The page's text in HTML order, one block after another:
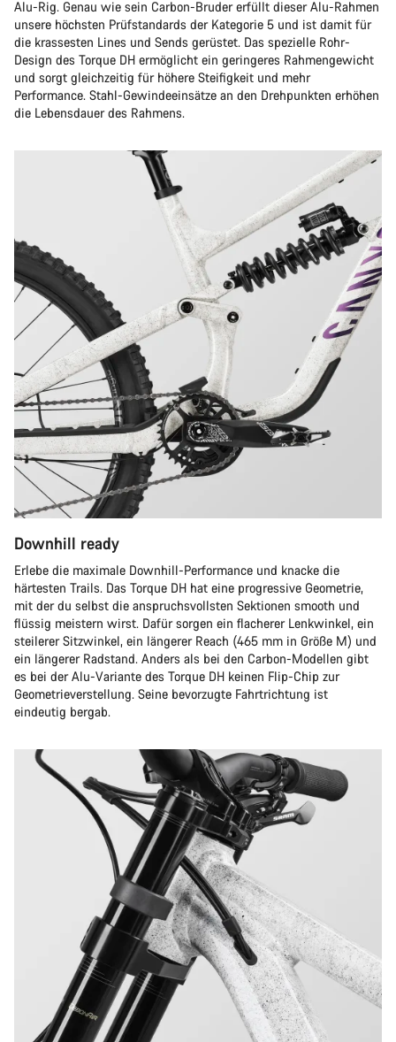
Alu-Rig. Genau wie sein Carbon-Bruder erfüllt dieser Alu-Rahmen
unsere höchsten Prüfstandards der Kategorie 5 und ist damit für
die krassesten Lines und Sends gerüstet. Das spezielle Rohr-
Design des Torque DH ermöglicht ein geringeres Rahmengewicht
und sorgt gleichzeitig für höhere Steifigkeit und mehr
Performance. Stahl-Gewindeeinsätze an den Drehpunkten erhöhen
die Lebensdauer des Rahmens.
Downhill ready
Erlebe die maximale Downhill-Performance und knacke die
härtesten Trails. Das Torque DH hat eine progressive Geometrie,
mit der du selbst die anspruchsvollsten Sektionen smooth und
flüssig meistern wirst. Dafür sorgen ein flacherer Lenkwinkel, ein
steilerer Sitzwinkel, ein längerer Reach (465 mm in Größe M) und
ein längerer Radstand. Anders als bei den Carbon-Modellen gibt
es bei der Alu-Variante des Torque DH keinen Flip-Chip zur
Geometrieverstellung. Seine bevorzugte Fahrtrichtung ist
eindeutig bergab.